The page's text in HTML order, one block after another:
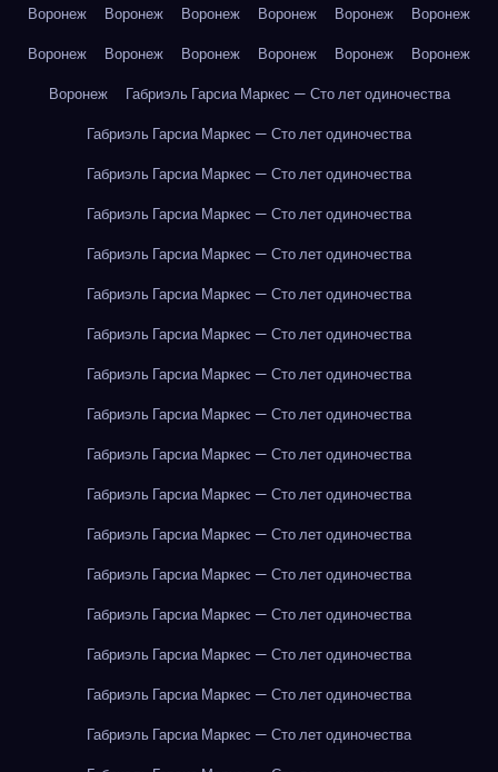
Воронеж
Воронеж Воронеж Воронеж Воронеж
Воронеж
Воронеж
Воронеж Воронеж Воронеж Воронеж
Воронеж
Воронеж
Габриэль Гарсиа Маркес — Сто лет одиночества
Габриэль Гарсиа Маркес — Сто лет одиночества
Габриэль Гарсиа Маркес — Сто лет одиночества
Габриэль Гарсиа Маркес — Сто лет одиночества
Габриэль Гарсиа Маркес — Сто лет одиночества
Габриэль Гарсиа Маркес — Сто лет одиночества
Габриэль Гарсиа Маркес — Сто лет одиночества
Габриэль Гарсиа Маркес — Сто лет одиночества
Габриэль Гарсиа Маркес — Сто лет одиночества
Габриэль Гарсиа Маркес — Сто лет одиночества
Габриэль Гарсиа Маркес — Сто лет одиночества
Габриэль Гарсиа Маркес — Сто лет одиночества
Габриэль Гарсиа Маркес — Сто лет одиночества
Габриэль Гарсиа Маркес — Сто лет одиночества
Габриэль Гарсиа Маркес — Сто лет одиночества
Габриэль Гарсиа Маркес — Сто лет одиночества
Габриэль Гарсиа Маркес — Сто лет одиночества